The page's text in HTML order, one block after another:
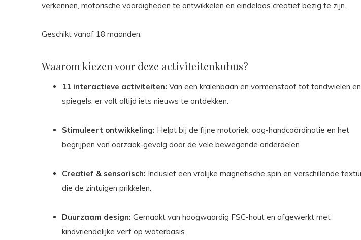
verkennen, motorische vaardigheden te ontwikkelen en eindeloos creatief bezig te zijn.
Geschikt vanaf 18 maanden.
Waarom kiezen voor deze activiteitenkubus?
11 interactieve activiteiten: Van een kralenbaan en vormenstoof tot tandwielen en
spiegels; er valt altijd iets nieuws te ontdekken.
Stimuleert ontwikkeling: Helpt bij de fijne motoriek, oog-handcoördinatie en het
begrijpen van oorzaak-gevolg door de vele bewegende onderdelen.
Creatief & sensorisch: Inclusief een vrolijke magnetische spin en verschillende
die de zintuigen prikkelen.
Duurzaam design: Gemaakt van hoogwaardig FSC-hout en afgewerkt met
kindvriendelijke verf op waterbasis.